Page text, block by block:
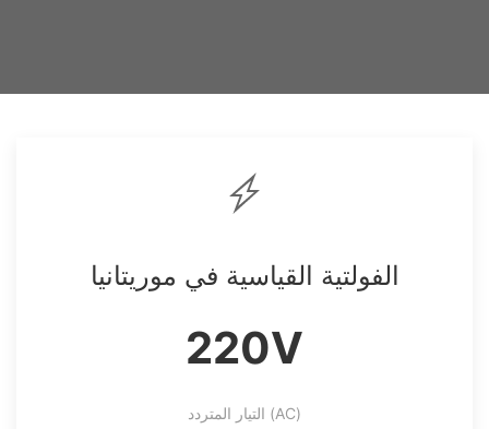
الفولتية القياسية في موريتانيا
220V
التيار المتردد (AC)